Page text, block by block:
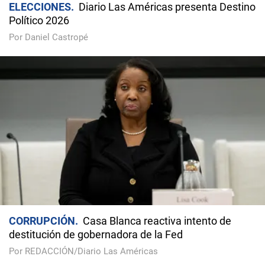
ELECCIONES
Diario Las Américas presenta Destino
Político 2026
Por Daniel Castropé
CORRUPCIÓN
Casa Blanca reactiva intento de
destitución de gobernadora de la Fed
Por REDACCIÓN/Diario Las Américas